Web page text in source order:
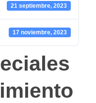
21 septiembre, 2023
17 noviembre, 2023